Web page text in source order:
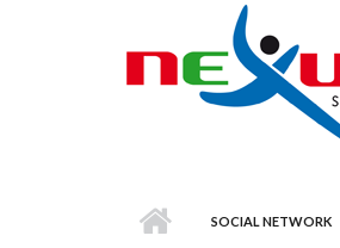
SOCIAL NETWORK